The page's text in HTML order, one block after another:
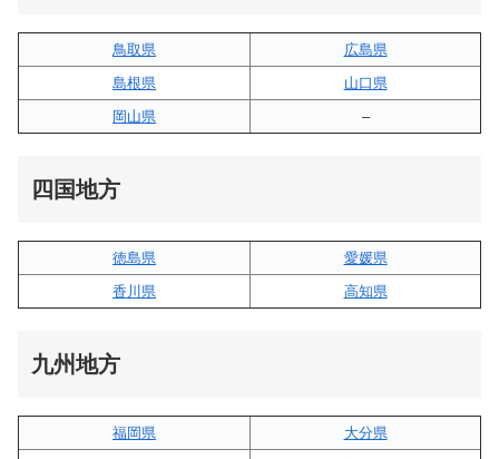
鳥取県
広島県
島根県
山口県
岡山県
–
四国地方
徳島県
愛媛県
香川県
高知県
九州地方
福岡県
大分県